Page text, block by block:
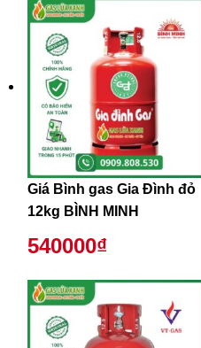
Giá Bình gas Gia Đình đỏ
12kg BÌNH MINH
540000₫